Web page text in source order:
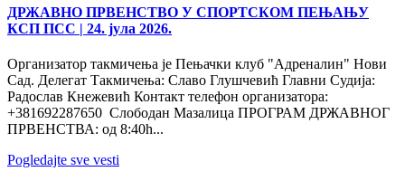
ДРЖАВНО ПРВЕНСТВО У СПОРТСКОМ ПЕЊАЊУ
КСП ПСС | 24. јула 2026.
Организатор такмичења је Пењачки клуб "Адреналин" Нови
Сад. Делегат Такмичења: Славо Глушчевић Главни Судија:
Радослав Кнежевић Контакт телефон организатора:
+381692287650 Слободан Мазалица ПРОГРАМ ДРЖАВНОГ
ПРВЕНСТВА: од 8:40h...
Pogledajte sve vesti